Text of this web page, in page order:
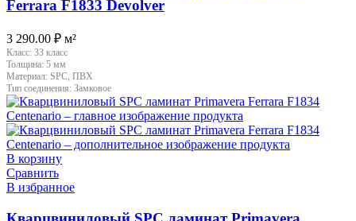
Ferrara F1833 Devolver
3 290.00 ₽ м²
Класс: 33 класс
Толщина: 5 мм
Материал: SPC, ПВХ
Тип соединения: Замковое
В корзину
Сравнить
В избранное